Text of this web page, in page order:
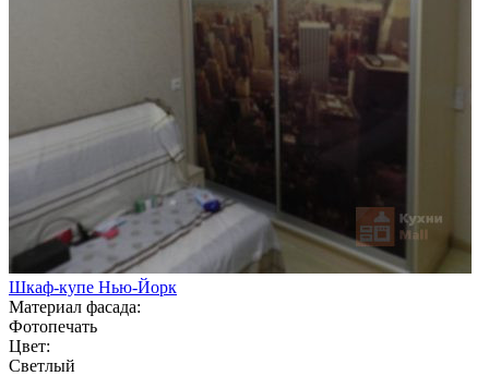
Шкаф-купе Нью-Йорк
Материал фасада:
Фотопечать
Цвет:
Светлый